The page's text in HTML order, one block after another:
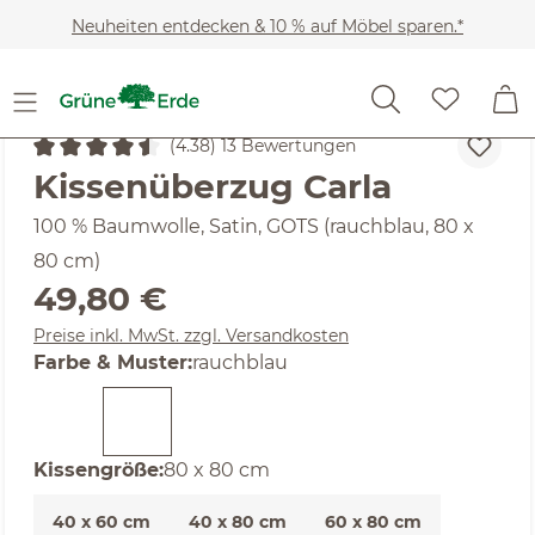
Zum Hauptinhalt springen
Neuheiten entdecken & 10 % auf Möbel sparen.*
Heimtextilien Bettwäsche-Sets Kissenbezüge
Durchschnittliche Bewertung von 4.38 von 5 Sternen
(4.38) 13 Bewertungen
Kissenüberzug Carla
100 % Baumwolle, Satin, GOTS (rauchblau, 80 x
80 cm)
Regulärer Preis:
49,80 €
Preise inkl. MwSt. zzgl. Versandkosten
Farbe & Musterauswählen
:rauchblau
Kissengrößeauswählen
:80 x 80 cm
40 x 60 cm 40 x 80 cm 60 x 80 cm